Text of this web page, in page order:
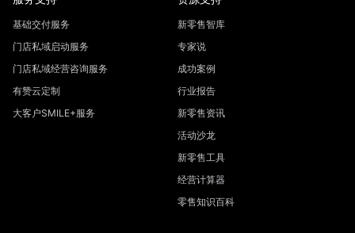
基础交付服务
门店私域启动服务
门店私域经营咨询服务
有赞云定制
大客户SMILE+服务
新零售智库
专家说
成功案例
行业报告
新零售资讯
活动沙龙
新零售工具
经营计算器
零售知识百科